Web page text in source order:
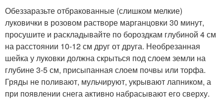
Обеззаразьте отбракованные (слишком мелкие)
луковички в розовом растворе марганцовки 30 минут,
просушите и раскладывайте по бороздкам глубиной 4 см
на расстоянии 10-12 см друг от друга. Необрезанная
шейка у луковки должна скрыться под слоем земли на
глубине 3-5 см, присыпанная слоем почвы или торфа.
Гряды не поливают, мульчируют, укрывают лапником, а
при появлении снега активно набрасывают его сверху.